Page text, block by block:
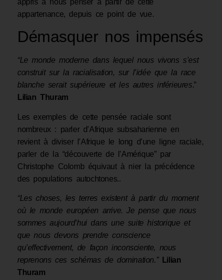
appris à nous penser à partir de cette
appartenance, depuis ce point de vue.
Démasquer nos impensés
“Le monde moderne dans lequel nous vivons s’est
construit sur la racialisation, sur l’idée que la race
blanche serait supérieure et les autres inférieures.”
Lilian Thuram
Les exemples de cette pensée raciale sont
nombreux : parler d’Afrique subsaharienne en
revient à diviser l’Afrique le long d’une ligne raciale,
parler de la “découverte de l’Amérique” par
Christophe Colomb équivaut à nier la précédence
des populations autochtones..
“Les choses, les terres existent à partir du moment
où le monde européen arrive. Je pense que nous
sommes aujourd’hui dans une suite historique et
que nous devons prendre conscience
qu’effectivement, de façon inconsciente, nous
reprenons ces schémas de domination.”
Lilian
Thuram